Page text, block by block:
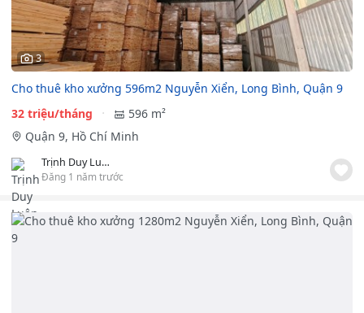
3
Cho thuê kho xưởng 596m2 Nguyễn Xiển, Long Bình, Quận 9
32 triệu/tháng
596 m²
Quận 9, Hồ Chí Minh
Trịnh Duy Luân TTB LAND
Đăng 1 năm trước